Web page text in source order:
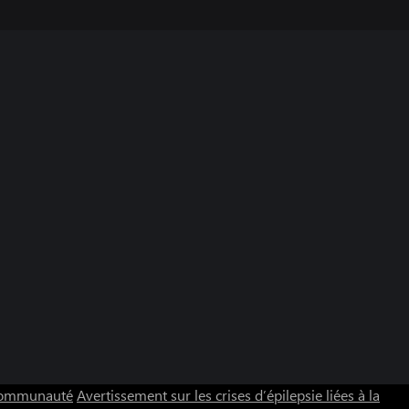
Avertissement sur les crises d’épilepsie liées à la